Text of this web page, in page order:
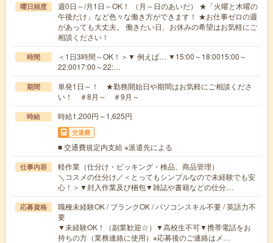
曜日頻度
週0日～/月1日～OK！ （月～日のあいだ） ★「火曜と木曜の
午後だけ」など色々な働き方ができます！ ★お仕事ゼロの週
があっても大丈夫。 働きたい日、お休みの希望はお気軽にご
相談ください！
時間
＜1日3時間～OK！＞▼ 例えば… ▼15:00～18:0015:00～
22:0017:00～22:…
期間
単発1日～！ ★勤務開始日や期間はお気軽にご相談くださ
い！ ＃8月～ ＃9月～
時給 時給1,200円～1,625円
交通費
■ 交通費規定内支給 ※派遣先による
仕事内容
軽作業（仕分け・ピッキング・検品、商品管理）
＼コスメの仕分け／＜とってもシンプルなので未経験でも安
心！＞▼封入作業及び梱包▼雑誌や書籍などの仕分…
応募資格
職種未経験OK / ブランクOK / パソコンスキル不要 / 英語力不
要
▼未経験OK！（副業歓迎☆）▼高校生不可▼携帯電話をお
持ちの方（業務連絡に使用）※応募後のご連絡はメ…